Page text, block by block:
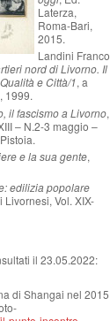
Laterza,
Roma-Bari,
2015.
Landini Franco
nord di Livorno. Il
Qualità e Città/1, a
1999.
il fascismo a Livorno,
– N.2-3 maggio –
e la sua gente,
edilizia popolare
Vol. XIX-
il 23.05.2022:
di Shangai nel 2015